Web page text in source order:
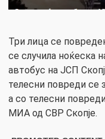
Три лица се
се случила ноќеска
автобус на ЈСП
телесни повреди се
а со телесни
МИА од СВР Скопје.